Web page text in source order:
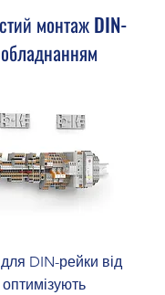
монтаж DIN-
DIN-рейки від